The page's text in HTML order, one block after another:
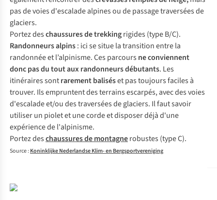
pas de voies d'escalade alpines ou de passage traversées de
glaciers.
Portez deschaussures de trekkingrigides (type B/C).
Randonneurs alpins: ici se situe la transition entre la
randonnée et l’alpinisme. Ces parcours ne conviennent
donc pas du tout aux randonneurs débutants. Les
itinéraires sontrarement baliséset pas toujours faciles à
trouver. Ils empruntent des terrains escarpés, avec des voies
d'escalade et/ou des traversées de glaciers. Il faut savoir
utiliser un piolet et une corde et disposer déjà d'une
expérience de l'alpinisme.
Portez deschaussures de montagnerobustes (type C).
Source : Koninklijke Nederlandse Klim- en Bergsportvereniging